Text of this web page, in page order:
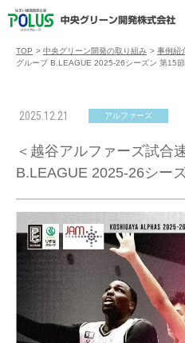
TOP > 中央グリーン開発の取り組み > 事例紹
グループ B.LEAGUE 2025-26シーズン 第15節
2025.12.21 アルファーズ
＜越谷アルファーズ試合
B.LEAGUE 2025-26シー